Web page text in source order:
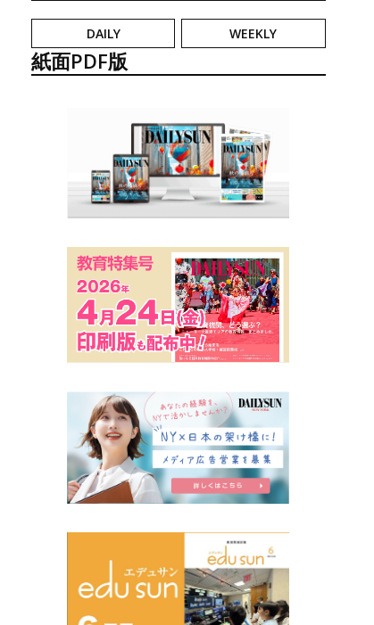
DAILY WEEKLY
紙面PDF版